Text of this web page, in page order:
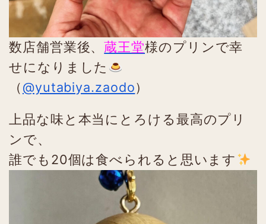
数店舗営業後、蔵王堂様のプリンで幸
せになりました
（@yutabiya.zaodo）
上品な味と本当にとろける最高のプリ
ンで、
誰でも20個は食べられると思います